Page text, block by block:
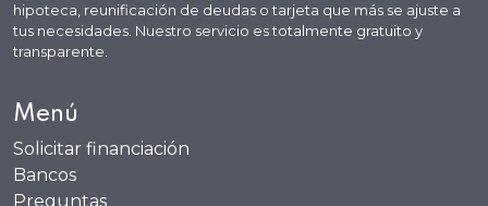
hipoteca, reunificación de deudas o tarjeta que más se ajuste a
tus necesidades. Nuestro servicio es totalmente gratuito y
transparente.
Menú
Solicitar financiación
Bancos
Preguntas